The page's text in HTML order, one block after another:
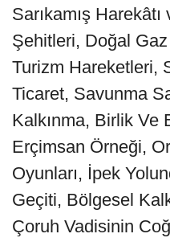
Sarıkamış
Şehitleri, Doğal
Turizm Hareketleri,
Ticaret, Savunma
Kalkınma, Birlik Ve
Erçimsan Örneği,
Oyunları, İpek
Geçiti, Bölgesel
Çoruh Vadisinin